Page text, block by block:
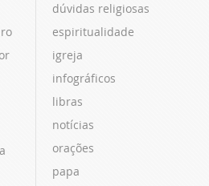
dúvidas religiosas
espiritualidade
igreja
infográficos
libras
notícias
orações
papa